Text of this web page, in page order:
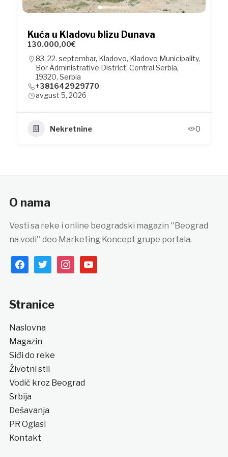
Kuća u Kladovu blizu Dunava
130.000,00€
83, 22. septembar, Kladovo, Kladovo Municipality,
Bor Administrative District, Central Serbia,
19320, Serbia
+381642929770
avgust 5, 2026
Nekretnine 0
O nama
Vesti sa reke i online beogradski magazin ''Beograd
na vodi'' deo Marketing Koncept grupe portala.
facebooktwitterinstagramyoutube
Stranice
Naslovna
Magazin
Siđi do reke
Životni stil
Vodič kroz Beograd
Srbija
Dešavanja
PR Oglasi
Kontakt